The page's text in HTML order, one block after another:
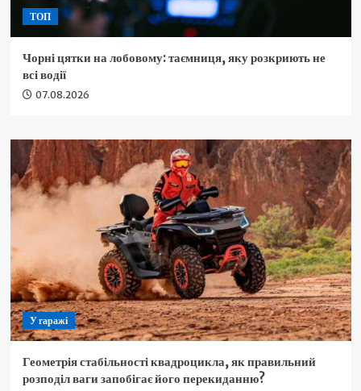
ТОП
Чорні цятки на лобовому: таємниця, яку розкриють не
всі водії
07.08.2026
У гаражі
Геометрія стабільності квадроцикла, як правильний
розподіл ваги запобігає його перекиданню?